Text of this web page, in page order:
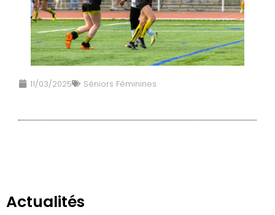
11/03/2025 Séniors Féminines
Actualités